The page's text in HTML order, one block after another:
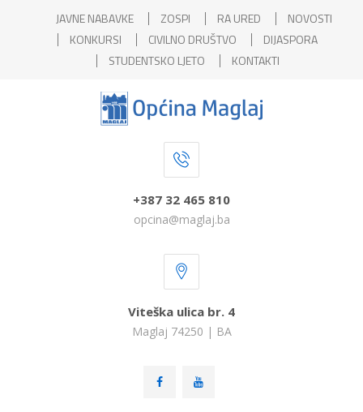
JAVNE NABAVKE ZOSPI RA URED
NOVOSTI
KONKURSI
CIVILNO DRUŠTVO
DIJASPORA
STUDENTSKO LJETO
KONTAKTI
+387 32 465 810
opcina@maglaj.ba
Viteška ulica br. 4
Maglaj 74250 | BA